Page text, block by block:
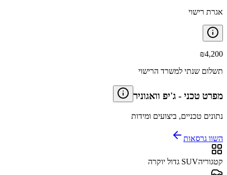
אגרת רישוי
₪4,200
תשלום שנתי למשרד הרישוי
מפרט טכני - ג'יפ וואגוניר
נתונים טכניים, ביצועים ומידות
השוו גרסאות
קטגוריהSUV גדול יוקרה